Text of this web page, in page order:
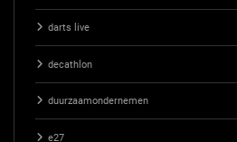
darts live
decathlon
duurzaamondernemen
e27